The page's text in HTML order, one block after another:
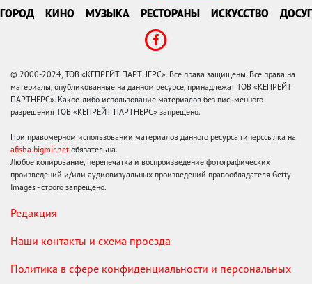
ГОРОД КИНО МУЗЫКА РЕСТОРАНЫ ИСКУССТВО ДОСУГ
© 2000-2024, ТОВ «КЕПРЕЙТ ПАРТНЕРС». Все права защищены. Все права на
материалы, опубликованные на данном ресурсе, принадлежат ТОВ «КЕПРЕЙТ
ПАРТНЕРС». Какое-либо использование материалов без письменного
разрешения ТОВ «КЕПРЕЙТ ПАРТНЕРС» запрещено.
При правомерном использовании материалов данного ресурса гиперссылка на
afisha.bigmir.net обязательна.
Любое копирование, перепечатка и воспроизведение фотографических
произведений и/или аудиовизуальных произведений правообладателя Getty
Images - строго запрещено.
Редакция
Наши контакты и схема проезда
Политика в сфере конфиденциальности и персональных